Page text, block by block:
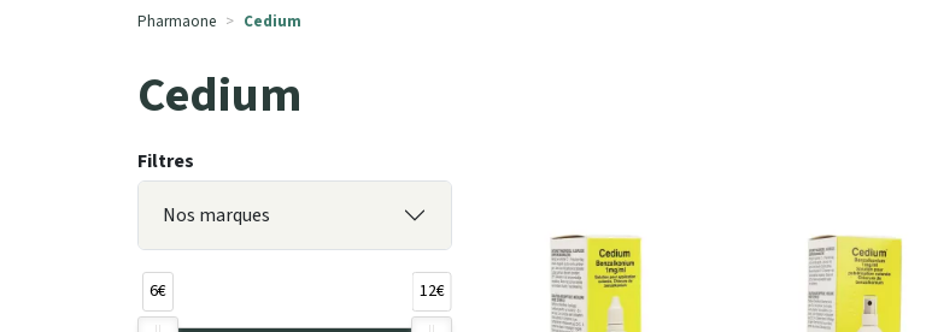
Pharmaone Cedium
Cedium
Filtres
Nos marques
6€ 12€